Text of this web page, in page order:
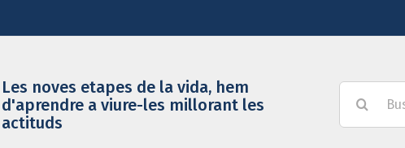
Les noves etapes de la vida, hem
d'aprendre a viure-les millorant les
actituds